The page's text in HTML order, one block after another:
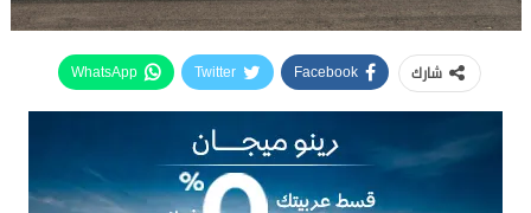
شارك Facebook
Twitter
WhatsApp